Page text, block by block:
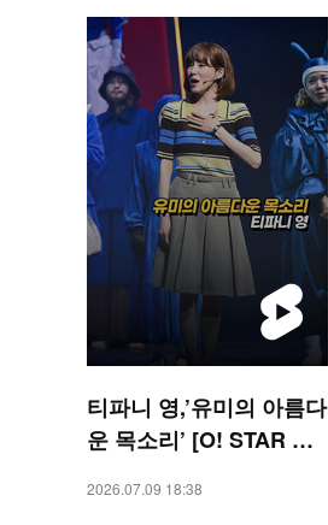
티파니 영,’유미의 아름다
운 목소리’ [O! STAR 숏
2026.07.09 18:38